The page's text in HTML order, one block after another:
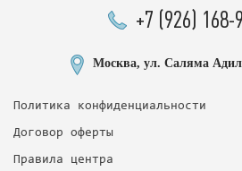
+7 (926) 168-
Москва, ул. Саляма
Политика конфиденциальности
Договор оферты
Правила центра